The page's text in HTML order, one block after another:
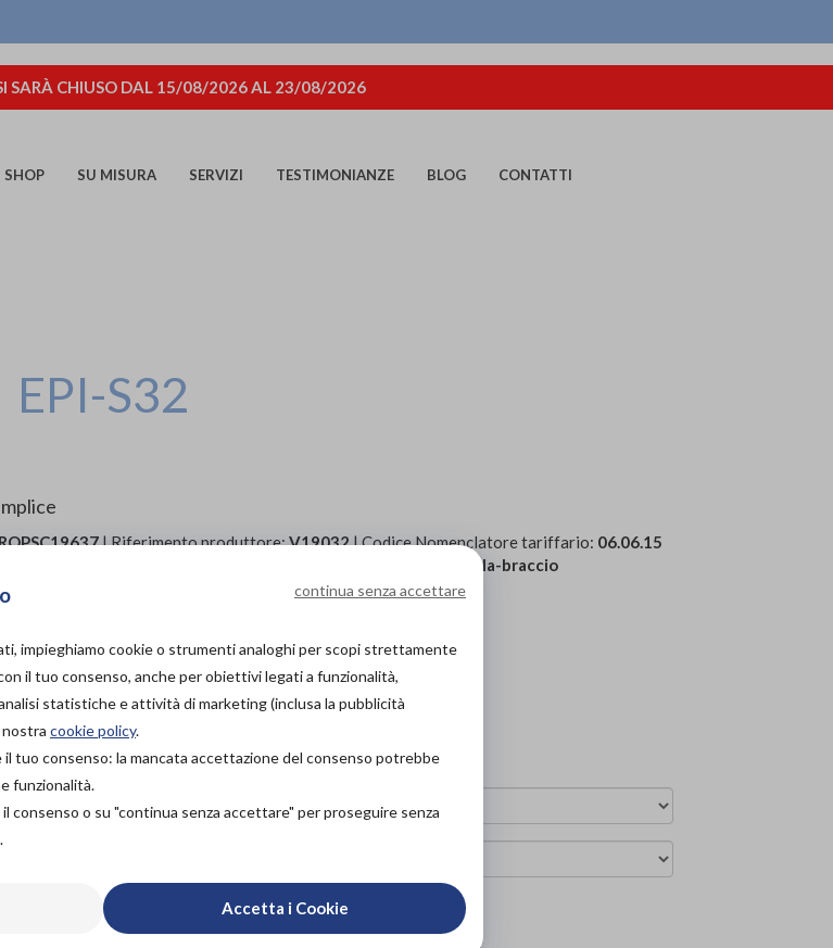
SARÀ CHIUSO DAL 15/08/2026 AL 23/08/2026
SHOP SU MISURA SERVIZI TESTIMONIANZE BLOG CONTATTI
EPI-S32
| Riferimento produttore:V19032| Codice Nomenclatore tariffario: 06.06.15
Tutori spalla-braccio
DA BORSITE O TENDINITE
compressiva medio-alta
70% poliammide, 30% elastan
E ACQUISTA IN
E NOLEGGIA IN
Organizza prova in negozio
continua senza accettare
impieghiamo cookie o strumenti analoghi per scopi strettamente
il tuo consenso, anche per obiettivi legati a funzionalità,
statistiche e attività di marketing (inclusa la pubblicità
cookie policy.
tuo consenso: la mancata accettazione del consenso potrebbe
funzionalità.
consenso o su "continua senza accettare" per proseguire senza
Accetta i Cookie